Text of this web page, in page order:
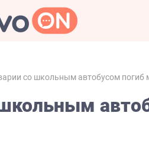
со школьным автобусом погиб